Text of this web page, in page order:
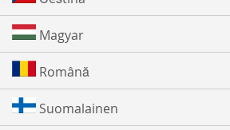
Magyar
Română
Suomalainen